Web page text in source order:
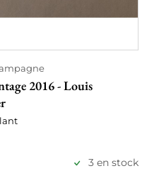
2016 - Louis
3 en stock